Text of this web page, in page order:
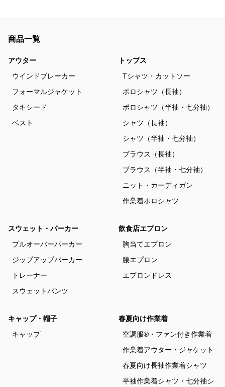
商品一覧
アウター
ウインドブレーカー
フォーマルジャケット
タキシード
ベスト
トップス
Tシャツ・カットソー
ポロシャツ（長袖）
ポロシャツ（半袖・七分袖）
シャツ（長袖）
シャツ（半袖・七分袖）
ブラウス（長袖）
ブラウス（半袖・七分袖）
ニット・カーディガン
作業着ポロシャツ
スウェット・パーカー
プルオーバーパーカー
ジップアップパーカー
トレーナー
スウェットパンツ
飲食店エプロン
胸当てエプロン
腰エプロン
エプロンドレス
キャップ・帽子
キャップ
春夏向け作業着
空調服®・ファン付き作業着
作業着アウター・ジャケット
春夏向け長袖作業着シャツ
半袖作業着シャツ・七分袖シ